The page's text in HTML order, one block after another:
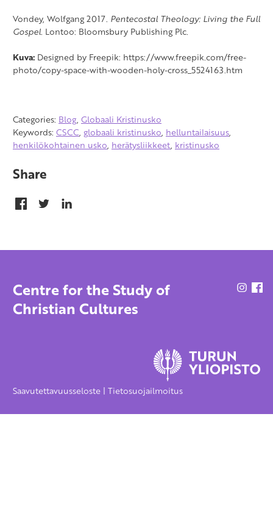
Vondey, Wolfgang 2017. Pentecostal Theology: Living the Full
Gospel. Lontoo: Bloomsbury Publishing Plc.
Kuva: Designed by Freepik: https://www.freepik.com/free-
photo/copy-space-with-wooden-holy-cross_5524163.htm
Categories: Blog, Globaali Kristinusko
Keywords: CSCC, globaali kristinusko, helluntailaisuus,
henkilökohtainen usko, herätysliikkeet, kristinusko
Share
Centre for the Study of
Christian Cultures
CSCC
Saavutettavuusseloste | Tietosuojailmoitus